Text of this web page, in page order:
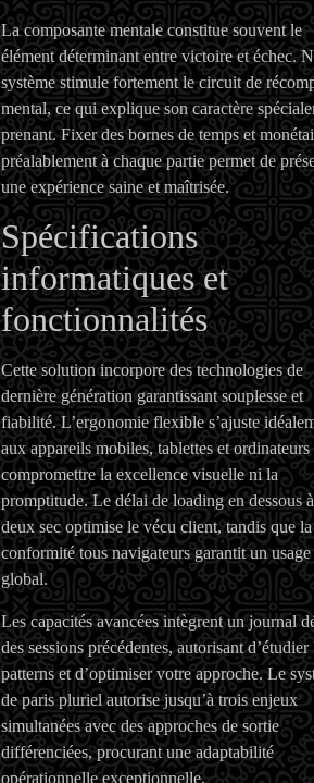
La composante mentale constitue souvent le
élément déterminant entre victoire et échec.
système stimule fortement le circuit de
mental, ce qui explique son caractère
prenant. Fixer des bornes de temps et
préalablement à chaque partie permet de
une expérience saine et maîtrisée.
Spécifications
informatiques et
fonctionnalités
Cette solution incorpore des technologies de
dernière génération garantissant souplesse et
fiabilité. L’ergonomie flexible s’ajuste
aux appareils mobiles, tablettes et ordinateurs
compromettre la excellence visuelle ni la
promptitude. Le délai de loading en dessous à
deux sec optimise le vécu client, tandis que la
conformité tous navigateurs garantit un usage
global.
Les capacités avancées intègrent un journal
des sessions précédentes, autorisant d’étudier
patterns et d’optimiser votre approche. Le
de paris pluriel autorise jusqu’à trois enjeux
simultanées avec des approches de sortie
différenciées, procurant une adaptabilité
opérationnelle exceptionnelle.